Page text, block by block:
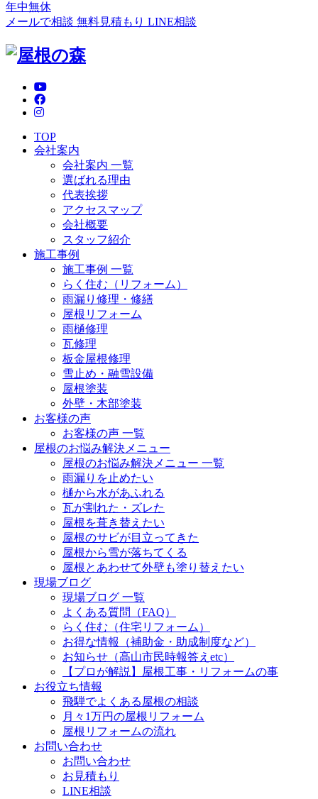
年中無休
メールで相談 無料見積もり LINE相談
TOP
会社案内
会社案内 一覧
選ばれる理由
代表挨拶
アクセスマップ
会社概要
スタッフ紹介
施工事例
施工事例 一覧
らく住む（リフォーム）
雨漏り修理・修繕
屋根リフォーム
雨樋修理
瓦修理
板金屋根修理
雪止め・融雪設備
屋根塗装
外壁・木部塗装
お客様の声
お客様の声 一覧
屋根のお悩み解決メニュー
屋根のお悩み解決メニュー 一覧
雨漏りを止めたい
樋から水があふれる
瓦が割れた・ズレた
屋根を葺き替えたい
屋根のサビが目立ってきた
屋根から雪が落ちてくる
屋根とあわせて外壁も塗り替えたい
現場ブログ
現場ブログ 一覧
よくある質問（FAQ）
らく住む（住宅リフォーム）
お得な情報（補助金・助成制度など）
お知らせ（高山市民時報答えetc）
【プロが解説】屋根工事・リフォームの事
お役立ち情報
飛騨でよくある屋根の相談
月々1万円の屋根リフォーム
屋根リフォームの流れ
お問い合わせ
お問い合わせ
お見積もり
LINE相談